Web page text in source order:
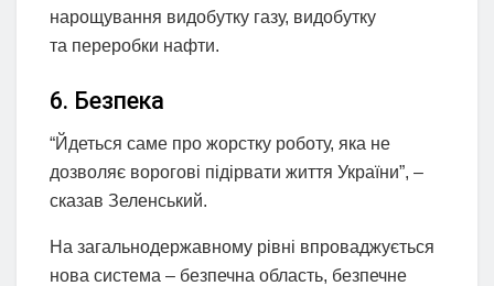
нарощування видобутку газу, видобутку
та переробки нафти.
6. Безпека
“Йдеться саме про жорстку роботу, яка не
дозволяє ворогові підірвати життя України”, –
сказав Зеленський.
На загальнодержавному рівні впроваджується
нова система – безпечна область, безпечне